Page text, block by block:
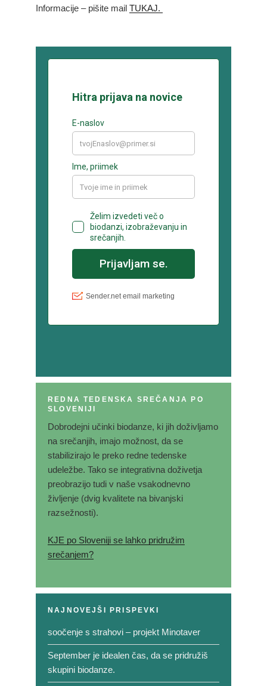
Informacije – pišite mail TUKAJ.
REDNA TEDENSKA SREČANJA PO
SLOVENIJI
Dobrodejni učinki biodanze, ki jih doživljamo
na srečanjih, imajo možnost, da se
stabilizirajo le preko redne tedenske
udeležbe. Tako se integrativna doživetja
preobrazijo tudi v naše vsakodnevno
življenje (dvig kvalitete na bivanjski
razsežnosti).
KJE po Sloveniji se lahko pridružim
srečanjem?
NAJNOVEJŠI PRISPEVKI
soočenje s strahovi – projekt Minotaver
September je idealen čas, da se pridružiš
skupini biodanze.